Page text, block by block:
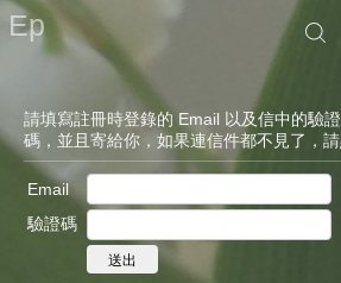
Ep
請填寫註冊時登錄的 Email 以及信中的驗
碼，並且寄給你，如果連信件都不見了，
Email
驗證碼